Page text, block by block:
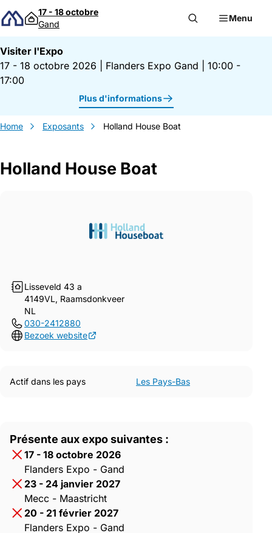
Passer au contenu
17 - 18 octobre
Gand
Menu
Visiter l'Expo
17 - 18 octobre 2026
Flanders Expo Gand
10:00 -
17:00
Plus d'informations
Home Exposants Holland House Boat
Holland House Boat
Lisseveld 43 a
4149VL, Raamsdonkveer
NL
030-2412880
Bezoek website
Actif dans les pays Les Pays-Bas
Présente aux expo suivantes :
17 - 18 octobre 2026
Flanders Expo - Gand
23 - 24 janvier 2027
Mecc - Maastricht
20 - 21 février 2027
Flanders Expo - Gand